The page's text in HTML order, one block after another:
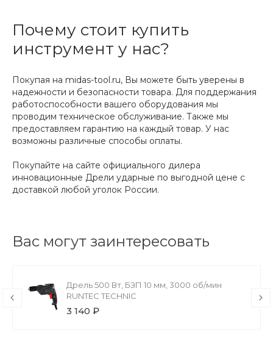
Почему стоит купить
инструмент у нас?
Покупая на midas-tool.ru, Вы можете быть уверены в
надежности и безопасности товара. Для поддержания
работоспособности вашего оборудования мы
проводим техническое обслуживание. Также мы
предоставляем гарантию на каждый товар. У нас
возможны различные способы оплаты.
Покупайте на сайте официального дилера
инновационные Дрели ударные по выгодной цене с
доставкой любой уголок России.
Вас могут заинтересовать
Дрель 500 Вт, БЗП 10 мм, 3000 об/мин
RUNTEC TECHNIC
3 140 ₽